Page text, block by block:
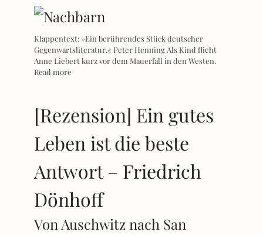
Klappentext: »Ein berührendes Stück deutscher
Gegenwartsliteratur.« Peter Henning Als Kind flieht
Anne Liebert kurz vor dem Mauerfall in den Westen.
Read more
[Rezension] Ein gutes
Leben ist die beste
Antwort – Friedrich
Dönhoff
Von Auschwitz nach San